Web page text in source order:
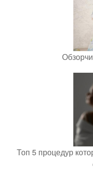
Топ 5 процедур